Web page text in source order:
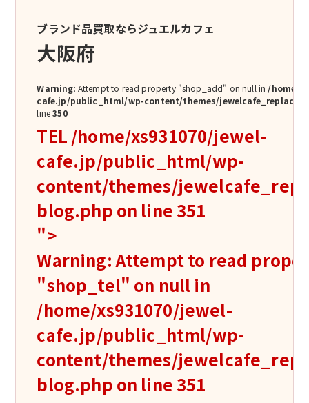
ブランド品買取ならジュエルカフェ
大阪府
Warning: Attempt to read property "shop_add" on null in/home/
cafe.jp/public_html/wp-content/themes/jewelcafe_replace/
line350
TEL /home/xs931070/jewel-
cafe.jp/public_html/wp-
content/themes/
blog.php on line 351
">
Warning: Attempt to read
"shop_tel" on null in
/home/xs931070/jewel-
cafe.jp/public_html/wp-
content/themes/
blog.php on line 351